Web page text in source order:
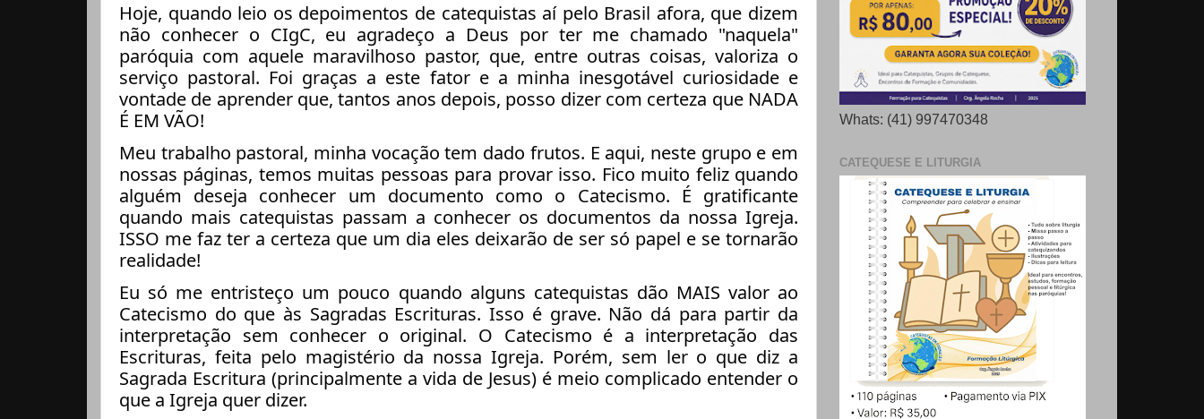
Hoje, quando leio os depoimentos de catequistas aí pelo Brasil afora, que dizem
não conhecer o CIgC, eu agradeço a Deus por ter me chamado "naquela"
paróquia com aquele maravilhoso pastor, que, entre outras coisas, valoriza o
serviço pastoral. Foi graças a este fator e a minha inesgotável curiosidade e
vontade de aprender que, tantos anos depois, posso dizer com certeza que NADA
É EM VÃO!
Meu trabalho pastoral, minha vocação tem dado frutos. E aqui, neste grupo e em
nossas páginas, temos muitas pessoas para provar isso. Fico muito feliz quando
alguém deseja conhecer um documento como o Catecismo. É gratificante
quando mais catequistas passam a conhecer os documentos da nossa Igreja.
ISSO me faz ter a certeza que um dia eles deixarão de ser só papel e se tornarão
realidade!
Eu só me entristeço um pouco quando alguns catequistas dão MAIS valor ao
Catecismo do que às Sagradas Escrituras. Isso é grave. Não dá para partir da
interpretação sem conhecer o original. O Catecismo é a interpretação das
Escrituras, feita pelo magistério da nossa Igreja. Porém, sem ler o que diz a
Sagrada Escritura (principalmente a vida de Jesus) é meio complicado entender o
que a Igreja quer dizer.
Whats: (41) 997470348
CATEQUESE E LITURGIA